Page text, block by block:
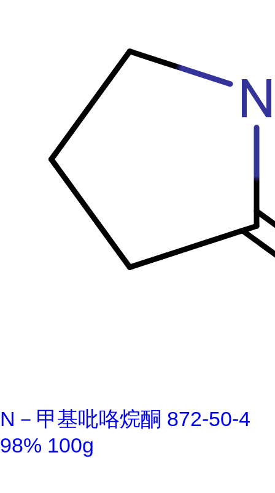
N－甲基吡咯烷酮 872-50-4
98% 100g